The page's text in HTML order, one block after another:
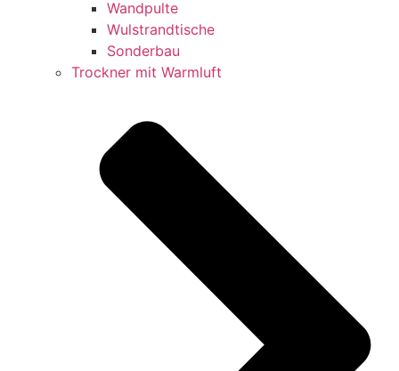
Wandpulte
Wulstrandtische
Sonderbau
Trockner mit Warmluft